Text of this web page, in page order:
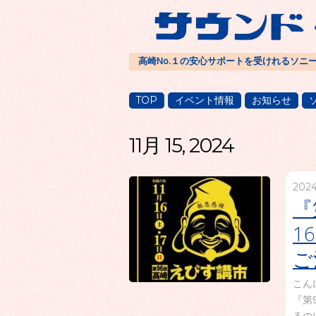
高崎No.１の安心サポートを受けれるソニ
TOP イベント情報 お知らせ
11月 15, 2024
2024
こ
『